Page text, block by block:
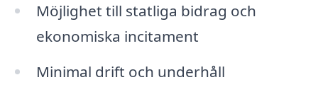
Möjlighet till statliga bidrag och
ekonomiska incitament
Minimal drift och underhåll